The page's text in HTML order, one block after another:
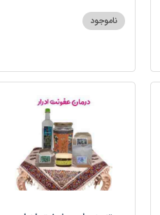
خاکشیر، صابون شغاری قهوه ای،
روغن و قطره بنفشه
ناموجود